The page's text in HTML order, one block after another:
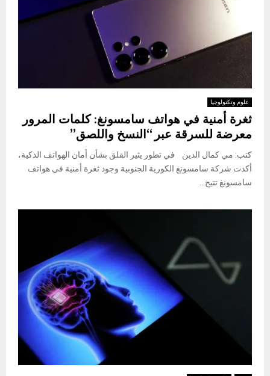
علوم وتكنولوجيا
ثغرة أمنية في هواتف سامسونغ: كلمات المرور
معرضة للسرقة عبر “النسخ واللصق”
كتب: مي كمال الدين في تطور يثير القلق بشأن أمان الهواتف الذكية،
أكدت شركة سامسونغ الكورية الجنوبية وجود ثغرة أمنية في هواتف
سامسونغ تتيح...